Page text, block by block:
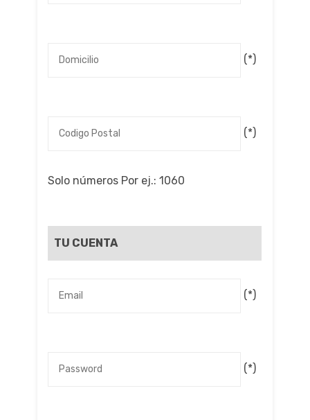
(*)
(*)
Solo números Por ej.: 1060
TU CUENTA
(*)
(*)